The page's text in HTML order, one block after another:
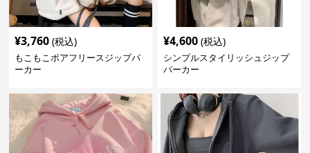
¥3,760 (税込)
もこもこボアフリースジップパ
ーカー
¥4,600 (税込)
シンプルスタイリッシュジップ
パーカー